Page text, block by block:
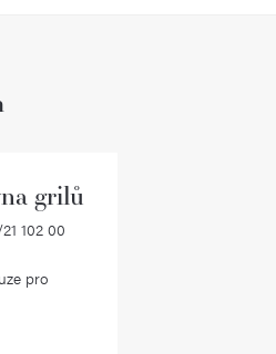
grilů
102 00
pro